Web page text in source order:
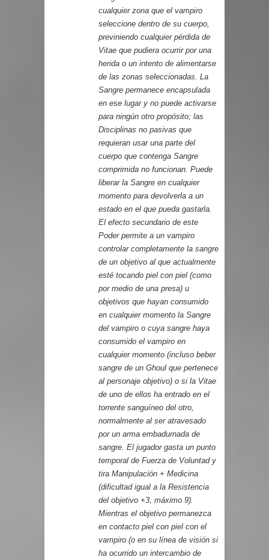
cualquier zona que el vampiro
seleccione dentro de su cuerpo,
previniendo cualquier pérdida de
Vitae que pudiera ocurrir por una
herida o un intento de alimentarse
de las zonas seleccionadas. La
Sangre permanece encapsulada
en ese lugar y no puede activarse
para ningún otro propósito; las
Disciplinas no pasivas que
requieran usar una parte del
cuerpo que contenga Sangre
comprimida no funcionan. Puede
liberar la Sangre en cualquier
momento para devolverla a un
estado en el que pueda gastarla.
El efecto secundario de este
Poder permite a un vampiro
controlar completamente la sangre
de un objetivo al que actualmente
esté tocando piel con piel (como
por medio de una presa) u
objetivos que hayan consumido
en cualquier momento la Sangre
del vampiro o cuya sangre haya
consumido el vampiro en
cualquier momento (incluso beber
sangre de un Ghoul que pertenece
al personaje objetivo) o si la Vitae
de uno de ellos ha entrado en el
torrente sanguíneo del otro,
normalmente al ser atravesado
por un arma embadurnada de
sangre. El jugador gasta un punto
temporal de Fuerza de Voluntad y
tira Manipulación + Medicina
(dificultad igual a la Resistencia
del objetivo +3, máximo 9).
Mientras el objetivo permanezca
en contacto piel con piel con el
vampiro (o en su línea de visión si
ha ocurrido un intercambio de